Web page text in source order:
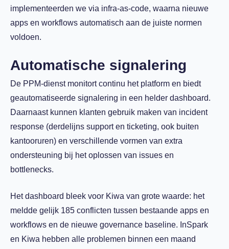
implementeerden we via infra-as-code, waarna nieuwe
apps en workflows automatisch aan de juiste normen
voldoen.
Automatische signalering
De PPM-dienst monitort continu het platform en biedt
geautomatiseerde signalering in een helder dashboard.
Daarnaast kunnen klanten gebruik maken van incident
response (derdelijns support en ticketing, ook buiten
kantooruren) en verschillende vormen van extra
ondersteuning bij het oplossen van issues en
bottlenecks.
Het dashboard bleek voor Kiwa van grote waarde: het
meldde gelijk 185 conflicten tussen bestaande apps en
workflows en de nieuwe governance baseline. InSpark
en Kiwa hebben alle problemen binnen een maand